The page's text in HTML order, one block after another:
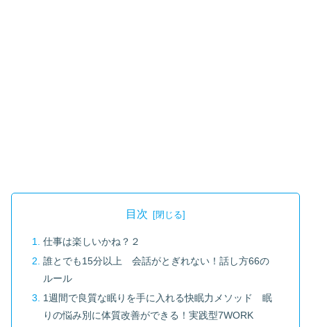
目次
仕事は楽しいかね？２
誰とでも15分以上 会話がとぎれない！話し方66の
ルール
1週間で良質な眠りを手に入れる快眠力メソッド 眠
りの悩み別に体質改善ができる！実践型7WORK